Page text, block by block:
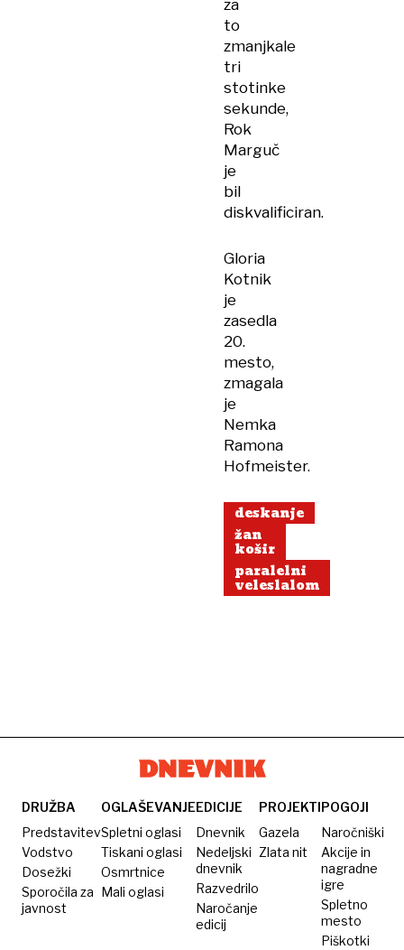
za
to
zmanjkale
tri
stotinke
sekunde,
Rok
Marguč
je
bil
diskvalificiran.
Gloria
Kotnik
je
zasedla
20.
mesto,
zmagala
je
Nemka
Ramona
Hofmeister.
deskanje
žan
košir
paralelni
veleslalom
DRUŽBA
Predstavitev
Vodstvo
Dosežki
Sporočila za
javnost
OGLAŠEVANJE
Spletni oglasi
Tiskani oglasi
Osmrtnice
Mali oglasi
EDICIJE
Dnevnik
Nedeljski
dnevnik
Razvedrilo
Naročanje
edicij
PROJEKTI
Gazela
Zlata nit
POGOJI
Naročniški
Akcije in
nagradne
igre
Spletno
mesto
Piškotki